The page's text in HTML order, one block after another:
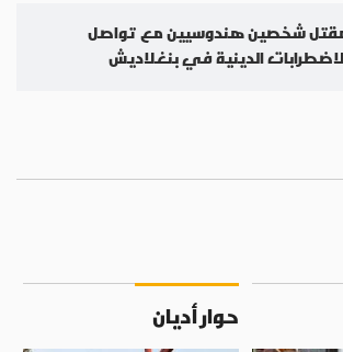
شخصين هندوسيين مع تواصل
الدينية في بنغلاديش
حوار أديان